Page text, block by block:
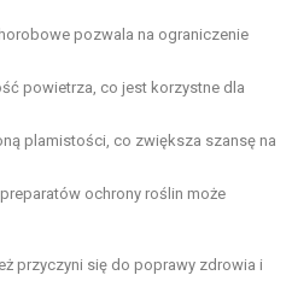
pozwala na ograniczenie
powietrza, co jest korzystne dla
plamistości, co zwiększa szansę na
ochrony roślin może
przyczyni się do poprawy zdrowia i